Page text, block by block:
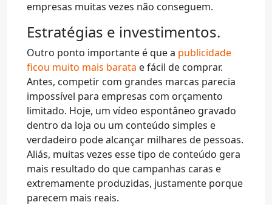
empresas muitas vezes não conseguem.
Estratégias e investimentos.
Outro ponto importante é que a publicidade
ficou muito mais barata e fácil de comprar.
Antes, competir com grandes marcas parecia
impossível para empresas com orçamento
limitado. Hoje, um vídeo espontâneo gravado
dentro da loja ou um conteúdo simples e
verdadeiro pode alcançar milhares de pessoas.
Aliás, muitas vezes esse tipo de conteúdo gera
mais resultado do que campanhas caras e
extremamente produzidas, justamente porque
parecem mais reais.